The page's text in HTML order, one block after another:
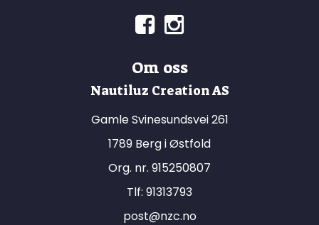
Om oss
Nautiluz Creation AS
Gamle Svinesundsvei 261
1789 Berg i Østfold
Org. nr. 915250807
Tlf: 91313793
post@nzc.no